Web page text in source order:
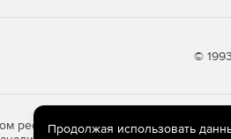
©
ресурсе store.softline.ru
Продолжая использовать